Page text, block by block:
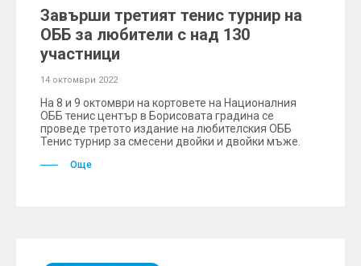
Завърши третият тенис турнир на
ОББ за любители с над 130
участници
14 октомври 2022
На 8 и 9 октомври на кортовете на Националния
ОББ тенис център в Борисовата градина се
проведе третото издание на любителския ОББ
Тенис турнир за смесени двойки и двойки мъже.
Още